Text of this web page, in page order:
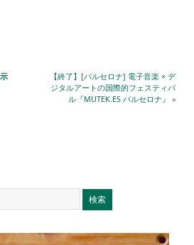
【終了】[バルセロナ] 電子音楽 × デ
ジタルアートの国際的フェスティバ
ル『MUTEK.ES バルセロナ』 »